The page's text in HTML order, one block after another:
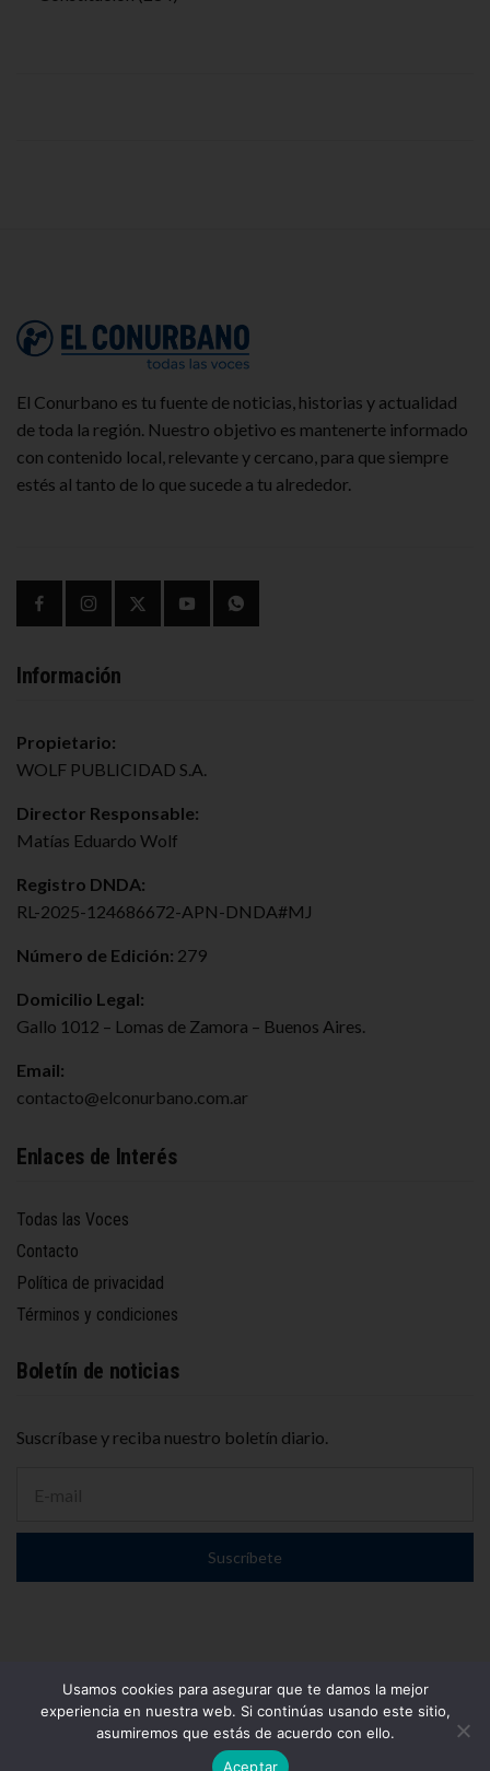
El Conurbano es tu fuente de noticias, historias y actualidad
de toda la región. Nuestro objetivo es mantenerte informado
con contenido local, relevante y cercano, para que siempre
estés al tanto de lo que sucede a tu alrededor.
Información
Propietario:
WOLF PUBLICIDAD S.A.
Director Responsable:
Matías Eduardo Wolf
Registro DNDA:
RL-2025-124686672-APN-DNDA#MJ
Número de Edición: 279
Domicilio Legal:
Gallo 1012 – Lomas de Zamora – Buenos Aires.
Email:
contacto@elconurbano.com.ar
Enlaces de Interés
Todas las Voces
Contacto
Política de privacidad
Términos y condiciones
Boletín de noticias
Suscríbase y reciba nuestro boletín diario.
e
c
Suscríbete
© 2025El Conurbano– Propiedad de WOLF PUBLICIDAD S.A.
Todos los derechos reservados.
Website porNetMdP
Usamos cookies para asegurar que te damos la mejor
experiencia en nuestra web. Si continúas usando este sitio,
asumiremos que estás de acuerdo con ello.
Aceptar